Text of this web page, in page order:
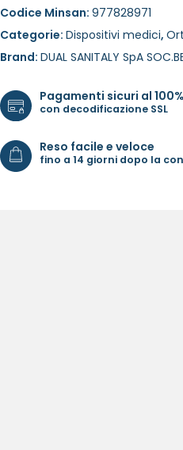
Codice Minsan: 977828971
Categorie: Dispositivi medici,
Brand: DUAL SANITALY SpA
Pagamenti sicuri al 100%
con decodificazione SSL
Reso facile e veloce
fino a 14 giorni dopo la